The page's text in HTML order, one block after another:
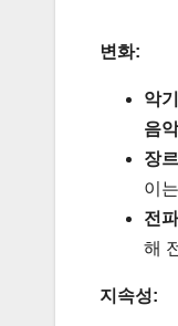
변화:
악
음
장
이
전
해
지속성: